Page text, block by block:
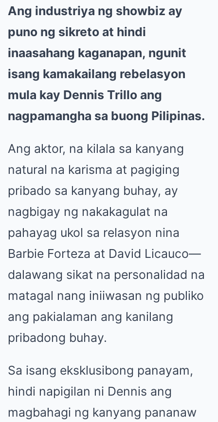
Ang industriya ng showbiz ay
puno ng sikreto at hindi
inaasahang kaganapan, ngunit
isang kamakailang rebelasyon
mula kay Dennis Trillo ang
nagpamangha sa buong Pilipinas.
Ang aktor, na kilala sa kanyang
natural na karisma at pagiging
pribado sa kanyang buhay, ay
nagbigay ng nakakagulat na
pahayag ukol sa relasyon nina
Barbie Forteza at David Licauco—
dalawang sikat na personalidad na
matagal nang iniiwasan ng publiko
ang pakialaman ang kanilang
pribadong buhay.
Sa isang eksklusibong panayam,
hindi napigilan ni Dennis ang
magbahagi ng kanyang pananaw